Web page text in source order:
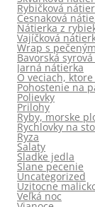
Rybičková
Cesnaková
Nátierka z
Vajíčková
Wrap s
Bavorská
Jarná nátierka
O veciach,
Pohostenie na
Polievky
Prilohy
Ryby, morske
Rychlovky na
Ryza
Salaty
Sladke jedla
Slane pecenie
Uncategorized
Uzitocne
Veľká noc